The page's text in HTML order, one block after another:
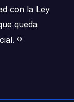
con la Ley
queda
®